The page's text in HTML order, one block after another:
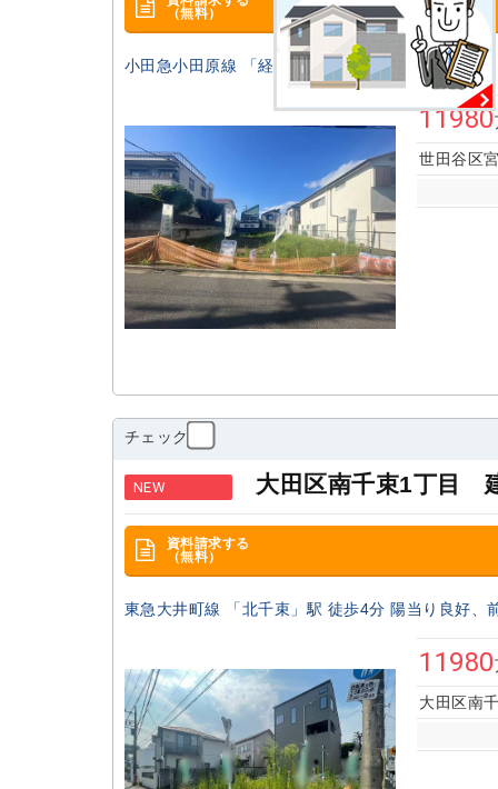
（無料）
小田急小田原線 「経堂」駅 徒歩6分 建築条件な
11980
世田谷区
チェック
NEW 大田区南千束1丁目
資料請求する
（無料）
東急大井町線 「北千束」駅 徒歩4分 陽当り良好
11980
大田区南